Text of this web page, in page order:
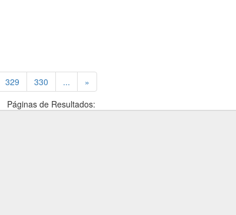
329 330 ...
»
Páginas de Resultados: